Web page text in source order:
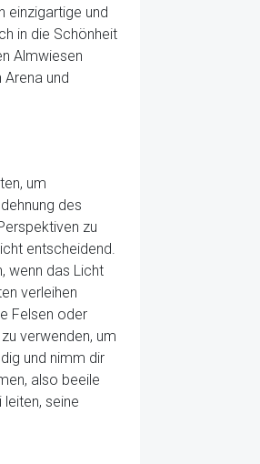
einzigartige und
in die Schönheit
Almwiesen
und
um
des
zu
entscheidend.
wenn das Licht
verleihen
Felsen oder
verwenden, um
und nimm dir
also beeile
seine